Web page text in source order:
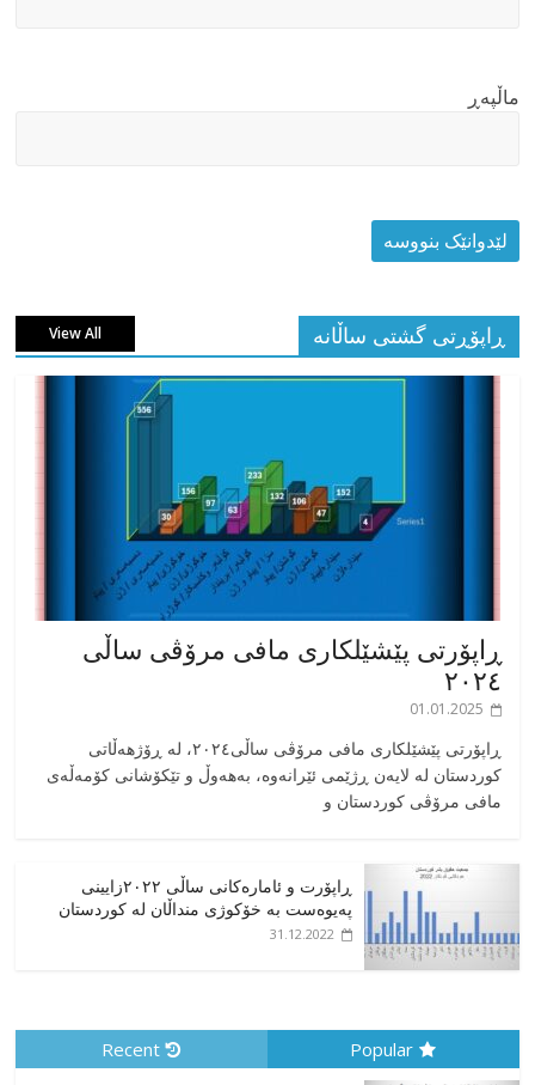
ماڵپه‌ڕ
ڕاپۆڕتی گشتی ساڵانه View All
ڕاپۆرتی پێشێلکاری مافی مرۆڤی ساڵی
٢٠٢٤
01.01.2025
‎ڕاپۆرتی پێشێلکاری مافی مرۆڤی ساڵی٢٠٢٤، له ڕۆژهەڵاتی
کوردستان له لایەن ڕژێمی ئێرانەوە، بە‎هەوڵ و تێکۆشانی کۆمەڵەی
مافی مرۆڤی کوردستان و
ڕاپۆرت و ئامارەکانی ساڵی ٢٠٢٢زایینی
پەیوەست بە خۆکوژی منداڵان لە کوردستان
31.12.2022
Popular
Recent